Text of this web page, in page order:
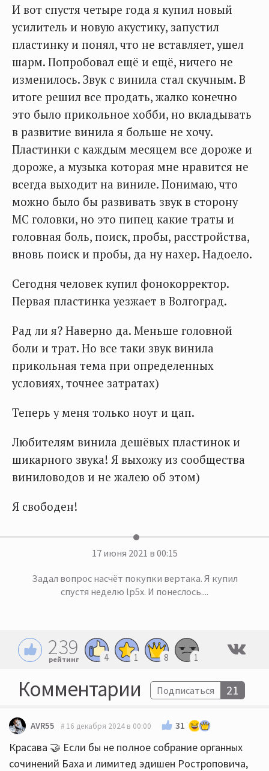
И вот спустя четыре года я купил новый
усилитель и новую акустику, запустил
пластинку и понял, что не вставляет, ушел
шарм. Попробовал ещё и ещё, ничего не
изменилось. Звук с винила стал скучным. В
итоге решил все продать, жалко конечно
это было прикольное хобби, но вкладывать
в развитие винила я больше не хочу.
Пластинки с каждым месяцем все дороже и
дороже, а музыка которая мне нравится не
всегда выходит на виниле. Понимаю, что
можно было бы развивать звук в сторону
МС головки, но это пипец какие траты и
головная боль, поиск, пробы, расстройства,
вновь поиск и пробы, да ну нахер. Надоело.
Сегодня человек купил фонокорректор.
Первая пластинка уезжает в Волгоград.
Рад ли я? Наверно да. Меньше головной
боли и трат. Но все таки звук винила
прикольная тема при определенных
условиях, точнее затратах)
Теперь у меня только ноут и цап.
Любителям винила дешёвых пластинок и
шикарного звука! Я выхожу из сообщества
виниловодов и не жалею об этом)
Я свободен!
17 июня 2021 в 00:15
Задал вопрос насчёт покупки вертака. Я купил
спустя неделю lp5x. И понеслось....
239
рейтинг 4 1 8 1
Комментарии Подписаться 21
AVR55 16 декабря 2024 в 00:00 31
Красава 🤝 Если бы не полное собрание органных
сочинений Баха и лимитед эдишен Ростроповича,